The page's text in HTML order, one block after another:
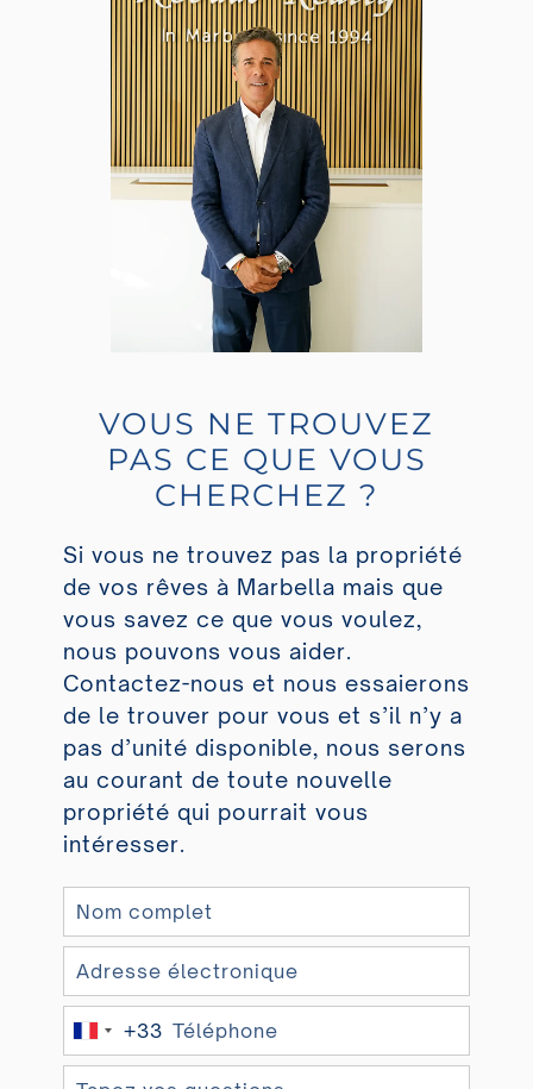
VOUS NE TROUVEZ
PAS CE QUE VOUS
CHERCHEZ ?
Si vous ne trouvez pas la propriété
de vos rêves à Marbella mais que
vous savez ce que vous voulez,
nous pouvons vous aider.
Contactez-nous et nous essaierons
de le trouver pour vous et s’il n’y a
pas d’unité disponible, nous serons
au courant de toute nouvelle
propriété qui pourrait vous
intéresser.
F
r
+33